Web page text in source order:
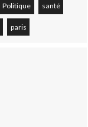
Politique santé
paris